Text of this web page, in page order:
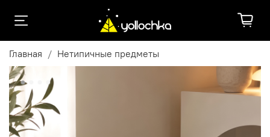
Главная Нетипичные предметы